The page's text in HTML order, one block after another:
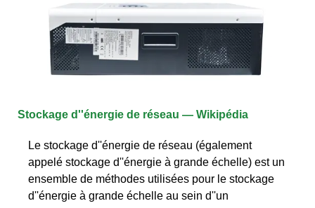
Stockage d''énergie de réseau — Wikipédia
Le stockage d''énergie de réseau (également
appelé stockage d''énergie à grande échelle) est un
ensemble de méthodes utilisées pour le stockage
d''énergie à grande échelle au sein d''un